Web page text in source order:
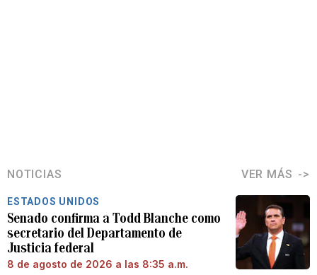
NOTICIAS VER MÁS
ESTADOS UNIDOS
Senado confirma a Todd Blanche como
secretario del Departamento de
Justicia federal
8 de agosto de 2026 a las 8:35 a.m.